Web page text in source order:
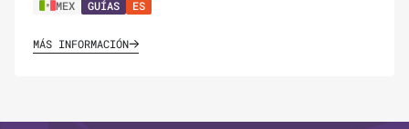
MEX GUÍAS ES
MÁS INFORMACIÓN